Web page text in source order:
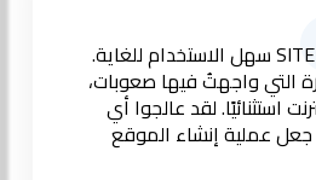
من تجربتي، يُعدّ SITE123 سهل الاستخدام للغاية.
التي واجهتُ فيها صعوبات،
استثنائيًا. لقد عالجوا أي
عملية إنشاء الموقع